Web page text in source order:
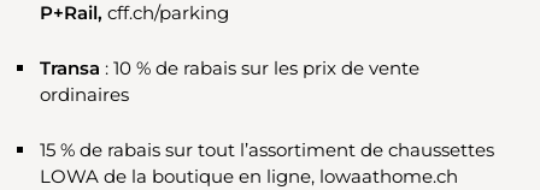
P+Rail,cff.ch/parking
Transa : 10 % de rabais sur les prix de vente
ordinaires
15 % de rabais sur tout l’assortiment de chaussettes
LOWA de la boutique en ligne, lowaathome.ch